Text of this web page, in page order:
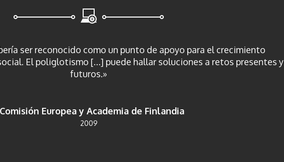
ser reconocido como un punto de apoyo para el crecimiento
El poliglotismo […] puede hallar soluciones a retos presentes y
futuros.»
Europea y Academia de Finlandia
2009